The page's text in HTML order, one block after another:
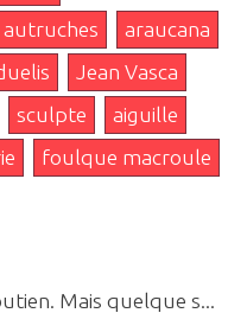
autruches
araucana
Jean Vasca
sculpte
aiguille
foulque macroule
Mais quelque s...